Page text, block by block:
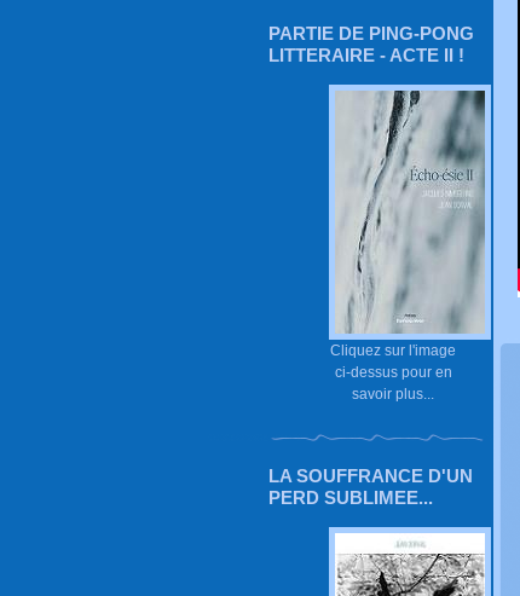
PARTIE DE PING-PONG
LITTERAIRE - ACTE II !
Cliquez sur l'image
ci-dessus pour en
savoir plus...
LA SOUFFRANCE D'UN
PERD SUBLIMEE...